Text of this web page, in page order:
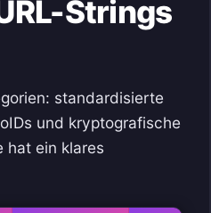
Strings
standardisierte
und kryptografische
hat ein klares